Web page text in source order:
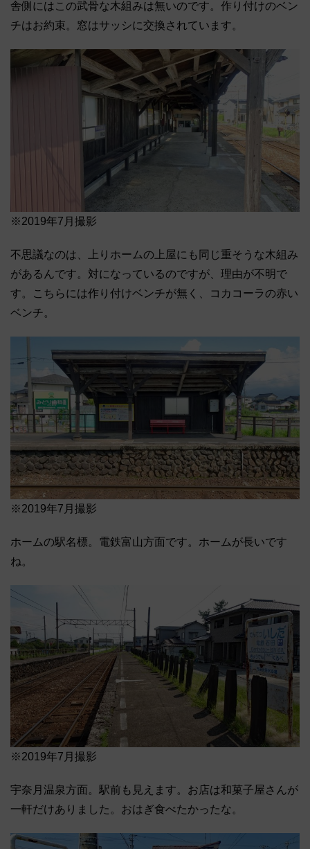
舎側にはこの武骨な木組みは無いのです。作り付けのベン
チはお約束。窓はサッシに交換されています。
※2019年7月撮影
不思議なのは、上りホームの上屋にも同じ重そうな木組み
があるんです。対になっているのですが、理由が不明で
す。こちらには作り付けベンチが無く、コカコーラの赤い
ベンチ。
※2019年7月撮影
ホームの駅名標。電鉄富山方面です。ホームが長いです
ね。
※2019年7月撮影
宇奈月温泉方面。駅前も見えます。お店は和菓子屋さんが
一軒だけありました。おはぎ食べたかったな。